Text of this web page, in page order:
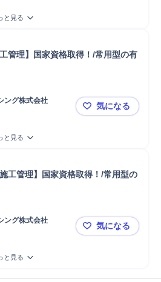
と見る
管理】国家資格取得！/常用型の有
ング株式会社
未経験歓迎
気になる
と見る
工管理】国家資格取得！/常用型の
ング株式会社
未経験歓迎
気になる
と見る